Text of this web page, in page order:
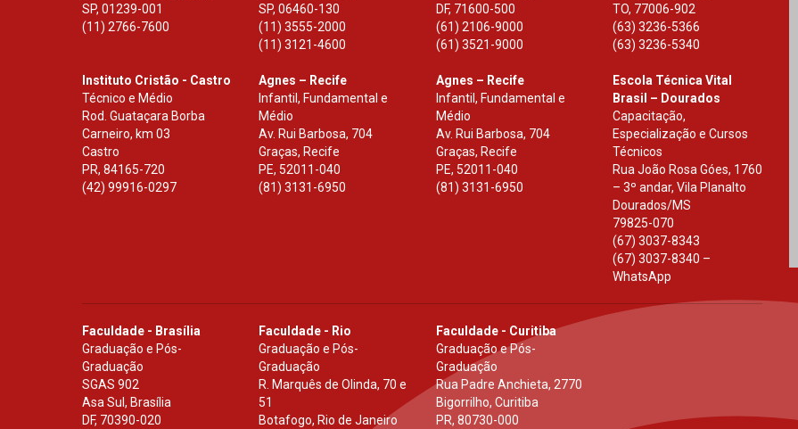
SP, 01239-001
(11) 2766-7600
SP,06460-130
(11) 3555-2000
(11) 3121-4600
DF, 71600-500
(61) 2106-9000
(61) 3521-9000
TO, 77006-902
(63) 3236-5366
(63) 3236-5340
Instituto Cristão - Castro
Técnico e Médio
Rod. Guataçara Borba
Carneiro, km 03
Castro
PR, 84165-720
(42) 99916-0297
Agnes – Recife
Infantil, Fundamental e
Médio
Av. Rui Barbosa, 704
Graças, Recife
PE, 52011-040
(81) 3131-6950
Agnes – Recife
Infantil, Fundamental e
Médio
Av. Rui Barbosa, 704
Graças, Recife
PE, 52011-040
(81) 3131-6950
Escola Técnica Vital
Brasil – Dourados
Capacitação,
Especialização e Cursos
Técnicos
Rua João Rosa Góes, 1760
– 3º andar, Vila Planalto
Dourados/MS
79825-070
(67) 3037-8343
(67) 3037-8340 –
WhatsApp
Faculdade - Brasília
Graduação e Pós-
Graduação
SGAS 902
Asa Sul, Brasília
DF, 70390-020
Faculdade - Rio
Graduação e Pós-
Graduação
R. Marquês de Olinda, 70 e
51
Botafogo, Rio de Janeiro
Faculdade - Curitiba
Graduação e Pós-
Graduação
Rua Padre Anchieta, 2770
Bigorrilho, Curitiba
PR, 80730-000